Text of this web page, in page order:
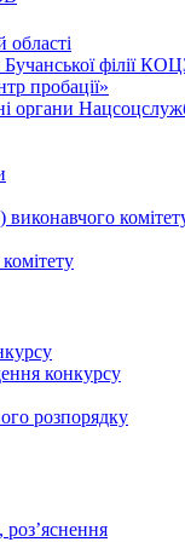
філії
пробації»
органи
конкурсу
розпорядку
роз’яснення